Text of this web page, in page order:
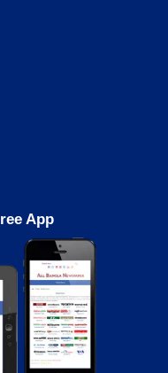
App